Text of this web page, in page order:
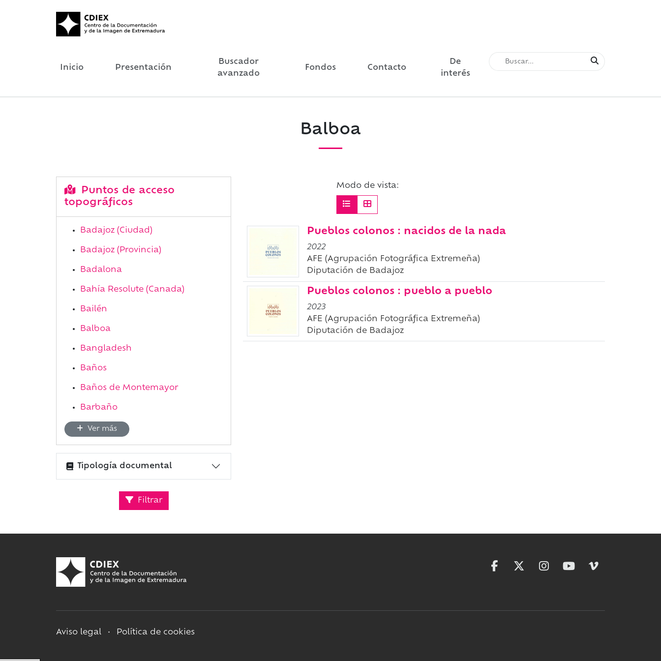
Inicio Presentación
Buscador
avanzado
Fondos Contacto
De
interés
Balboa
Puntos de acceso
topográficos
Badajoz (Ciudad)
Badajoz (Provincia)
Badalona
Bahía Resolute (Canada)
Bailén
Balboa
Bangladesh
Baños
Baños de Montemayor
Barbaño
Ver más
Tipología documental
Filtrar
Modo de vista:
Pueblos colonos : nacidos de la nada
2022
AFE (Agrupación Fotográfica Extremeña)
Diputación de Badajoz
Pueblos colonos : pueblo a pueblo
2023
AFE (Agrupación Fotográfica Extremeña)
Diputación de Badajoz
Aviso legal • Política de cookies